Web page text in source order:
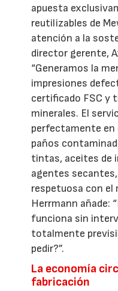
apuesta
reutilizables de
atención a la
director gerente,
“Generamos la
impresiones
certificado FSC y
minerales. El
perfectamente en
paños
tintas, aceites de
agentes
respetuosa con el
Herrmann añade:
funciona sin
totalmente
pedir?”.
La economía
fabricación